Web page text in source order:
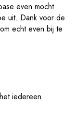
even mocht
uit. Dank voor de
echt even bij te
iedereen